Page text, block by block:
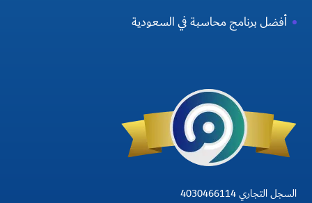
أفضل برنامج محاسبة في السعودية
السجل التجاري 4030466114